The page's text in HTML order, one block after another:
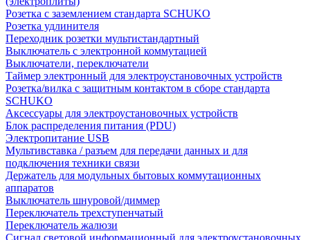
Розетка с заземлением стандарта SCHUKO
Розетка удлинителя
Переходник розетки мультистандартный
Выключатель с электронной коммутацией
Выключатели, переключатели
Таймер электронный для электроустановочных устройств
Розетка/вилка с защитным контактом в сборе стандарта
SCHUKO
Аксессуары для электроустановочных устройств
Блок распределения питания (PDU)
Электропитание USB
Мультивставка / разъем для передачи данных и для
подключения техники связи
Держатель для модульных бытовых коммутационных
аппаратов
Выключатель шнуровой/диммер
Переключатель трехступенчатый
Переключатель жалюзи
Сигнал световой информационный для электроустановочных